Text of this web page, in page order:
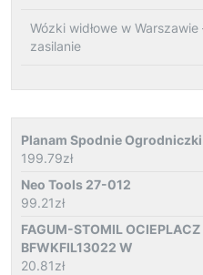
Wózki widłowe w
zasilanie
Planam Spodnie
199.79zł
Neo Tools 27-012
99.21zł
FAGUM-STOMIL OCIEPLACZ
BFWKFIL13022 W
20.81zł